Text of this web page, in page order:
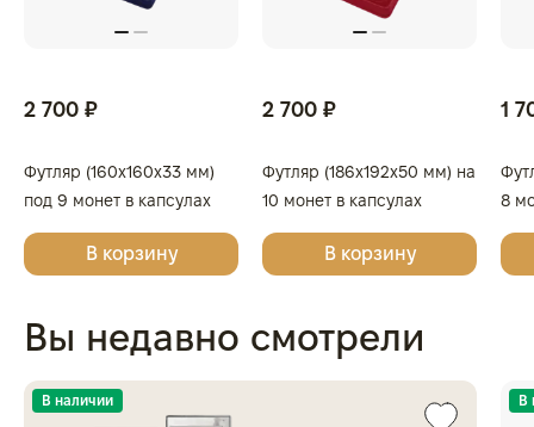
2 700 ₽
Футляр (160x160x33 мм)
под 9 монет в капсулах
(диаметр 44 мм), светло-
бордовыйВ корзину
2 700 ₽
Футляр (186x192x50 мм) на
10 монет в капсулах
(диаметр 46 мм), светло-
бордовыйВ корзину
1
8
Вы недавно смотрели
В наличии В